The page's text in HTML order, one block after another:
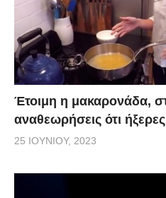
Έτοιμη η μακαρονάδα,
αναθεωρήσεις ότι
25 ΙΟΥΝΊΟΥ, 2023